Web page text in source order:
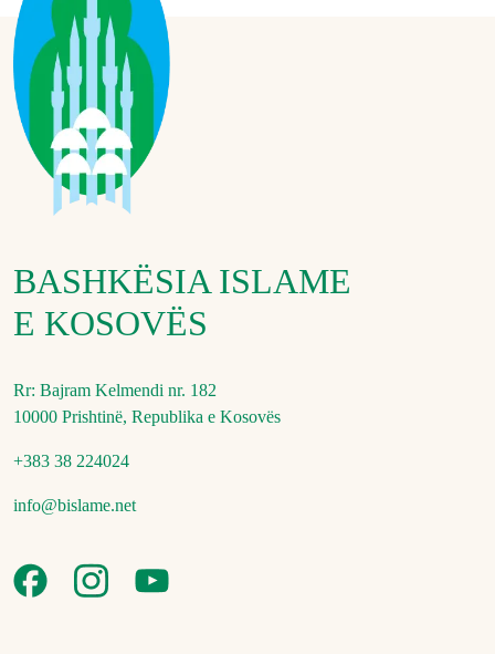
BASHKËSIA ISLAME
E KOSOVËS
Rr: Bajram Kelmendi nr. 182
10000 Prishtinë, Republika e Kosovës
+383 38 224024
info@bislame.net